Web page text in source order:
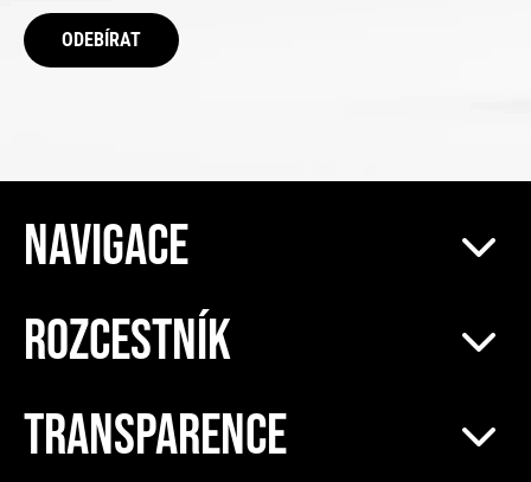
ODEBÍRAT
NAVIGACE
ROZCESTNÍK
TRANSPARENCE